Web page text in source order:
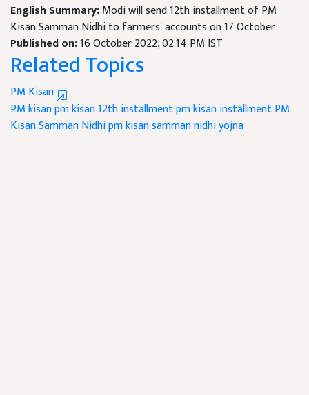
English Summary:Modi will send 12th installment of PM
Kisan Samman Nidhi to farmers' accounts on 17 October
Published on:16 October 2022, 02:14 PM IST
Related Topics
PM Kisan
PM kisanpm kisan 12th installmentpm kisan installmentPM
Kisan Samman Nidhipm kisan samman nidhi yojna